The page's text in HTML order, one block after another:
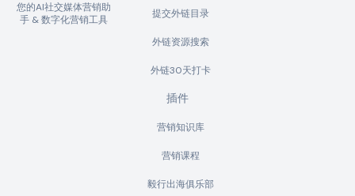
您的AI社交媒体营销助
手 & 数字化营销工具
提交外链目录
外链资源搜索
外链30天打卡
插件
营销知识库
营销课程
毅行出海俱乐部